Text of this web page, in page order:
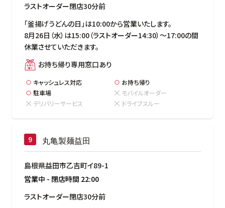
ラストオーダー閉店30分前
「釜揚げうどんの日」は10:00から営業いたします。
8月26日（水）は15:00（ラストオーダー14:30）～17:00の間
休業させていただきます。
お持ち帰り専用窓口あり
キャッシュレス対応
お持ち帰り
駐車場
モバイルオーダー
デリバリーサービス
ドライブスルー
丸亀製麺益田
島根県益田市乙吉町イ89-1
営業中 - 閉店時間 22:00
ラストオーダー閉店30分前